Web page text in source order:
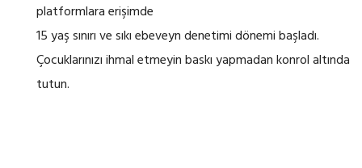
platformlara erişimde
15 yaş sınırı ve sıkı ebeveyn denetimi dönemi başladı.
Çocuklarınızı ihmal etmeyin baskı yapmadan konrol altında
tutun.